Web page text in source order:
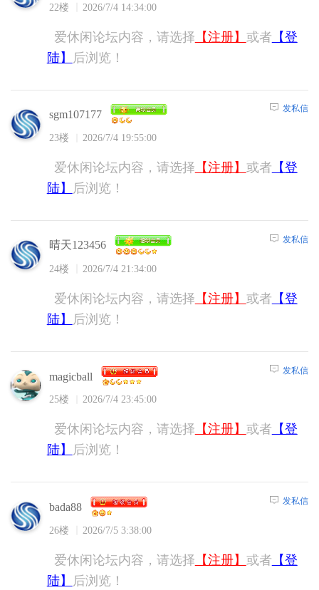
22楼 2026/7/4 14:34:00
爱休闲论坛内容，请选择 【注册】 或者 【登
陆】
后浏览！
sgm107177
23楼 2026/7/4 19:55:00
发私信
爱休闲论坛内容，请选择 【注册】 或者 【登
陆】
后浏览！
晴天123456
24楼 2026/7/4 21:34:00
发私信
爱休闲论坛内容，请选择 【注册】 或者 【登
陆】
后浏览！
magicball
25楼 2026/7/4 23:45:00
发私信
爱休闲论坛内容，请选择 【注册】 或者 【登
陆】
后浏览！
bada88
26楼 2026/7/5 3:38:00
发私信
爱休闲论坛内容，请选择 【注册】 或者 【登
陆】
后浏览！